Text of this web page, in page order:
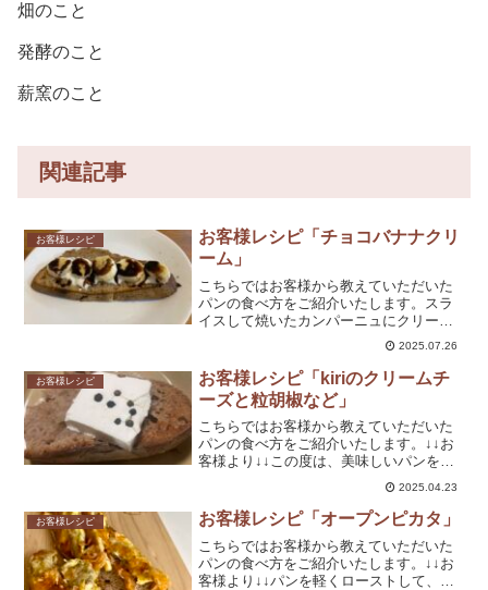
畑のこと
発酵のこと
薪窯のこと
関連記事
お客様レシピ
お客様レシピ「チョコバナナクリ
ーム」
こちらではお客様から教えていただいた
パンの食べ方をご紹介いたします。スラ
イスして焼いたカンパーニュにクリーム
を絞るスライスしたバナナを乗せるチョ
コソースをかけて出来上がりMさま、お
手軽デザートレシピをありがとうござい
ます！食事としてだけでな...
2025.07.26
お客様レシピ
お客様レシピ「kiriのクリームチ
ーズと粒胡椒など」
こちらではお客様から教えていただいた
パンの食べ方をご紹介いたします。↓↓お
客様より↓↓この度は、美味しいパンをお
送りくださりありがとうございました。
ビックリするくらい美味しくてまたリピ
ートさせていただきます!丁寧に作られた
素材の味がして、消...
2025.04.23
お客様レシピ お客様レシピ「オープンピカタ」
こちらではお客様から教えていただいた
パンの食べ方をご紹介いたします。↓↓お
客様より↓↓パンを軽くローストして、バ